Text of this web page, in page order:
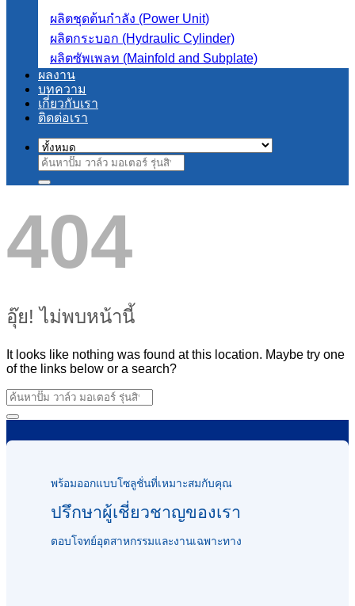
ผลิตชุดต้นกำลัง (Power Unit)
ผลิตกระบอก (Hydraulic Cylinder)
ผลิตซัพเพลท (Mainfold and Subplate)
ผลงาน
บทความ
เกี่ยวกับเรา
ติดต่อเรา
ค้นหา:
404
อุ๊ย! ไม่พบหน้านี้
It looks like nothing was found at this location. Maybe try one
of the links below or a search?
พร้อมออกแบบโซลูชั่นที่เหมาะสมกับคุณ
ปรึกษาผู้เชี่ยวชาญของเรา
ตอบโจทย์อุตสาหกรรมและงานเฉพาะทาง